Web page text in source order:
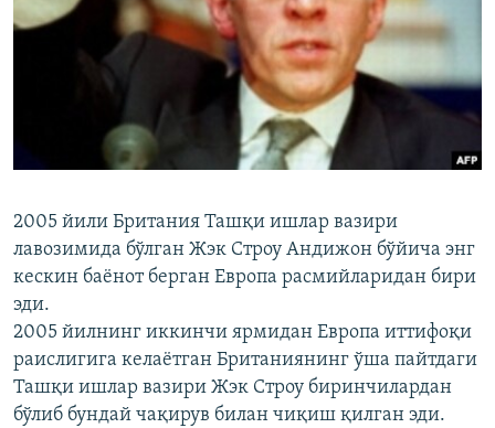
2005 йили Британия Ташқи ишлар вазири
лавозимида бўлган Жэк Строу Андижон бўйича энг
кескин баëнот берган Европа расмийларидан бири
эди.
2005 йилнинг иккинчи ярмидан Европа иттифоқи
раислигига келаётган Британиянинг ўша пайтдаги
Ташқи ишлар вазири Жэк Строу биринчилардан
бўлиб бундай чақирув билан чиқиш қилган эди.